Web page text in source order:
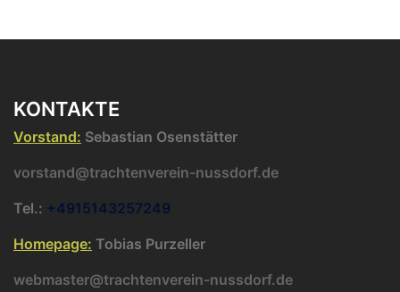
KONTAKTE
Vorstand: Sebastian Osenstätter
vorstand@trachtenverein-nussdorf.de
Tel.: +4915143257249
Homepage: Tobias Purzeller
webmaster@trachtenverein-nussdorf.de